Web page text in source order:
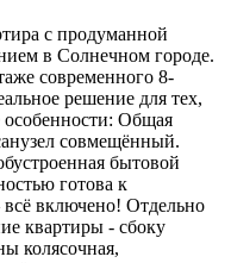
с продуманной
в Солнечном городе.
современного 8-
решение для тех,
Общая
совмещённый.
бытовой
готова к
включено! Отдельно
квартиры - сбоку
колясочная,